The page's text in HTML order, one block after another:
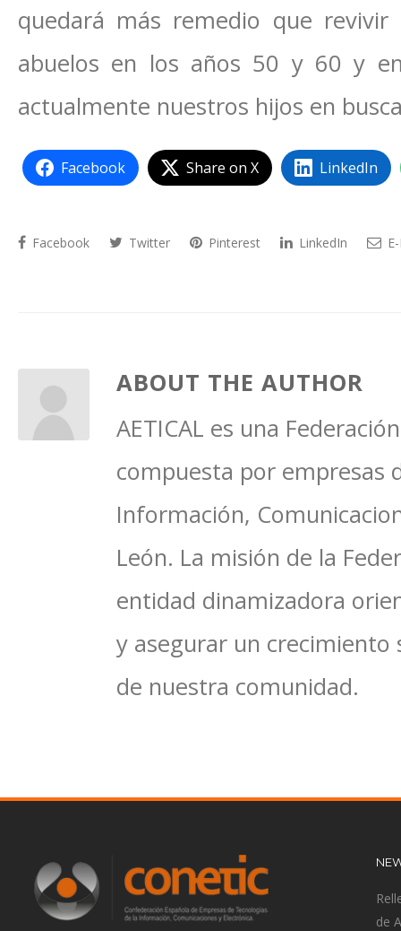
quedará más remedio que
abuelos en los años 50 y 60 y
actualmente nuestros hijos en
Facebook Share on X LinkedIn
Facebook Twitter Pinterest LinkedIn
ABOUT THE AUTHOR
AETICAL es una
compuesta por empresas
Información,
León. La misión de la
entidad dinamizadora
y asegurar un crecimiento
de nuestra comunidad.
de